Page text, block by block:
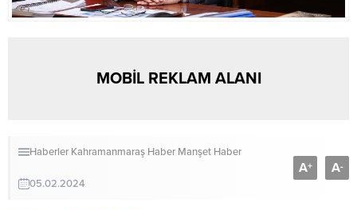
MOBİL REKLAM ALANI
Haberler Kahramanmaraş Haber Manşet Haber
05.02.2024
A+ A-